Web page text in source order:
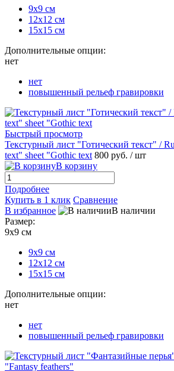
9х9 см
12х12 см
15х15 см
Дополнительные опции:
нет
нет
повышенный рельеф гравировки
Быстрый просмотр
Текстурный лист "Готический текст" /
text" sheet "Gothic text 800 руб. / шт
В корзину
Подробнее
Купить в 1 клик Сравнение
В избранное
В наличии
Размер:
9х9 см
9х9 см
12х12 см
15х15 см
Дополнительные опции:
нет
нет
повышенный рельеф гравировки